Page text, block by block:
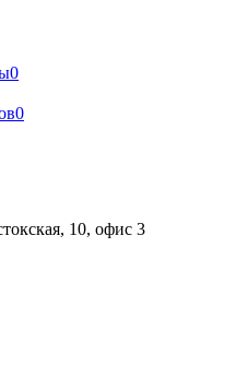
0
0
10, офис 3